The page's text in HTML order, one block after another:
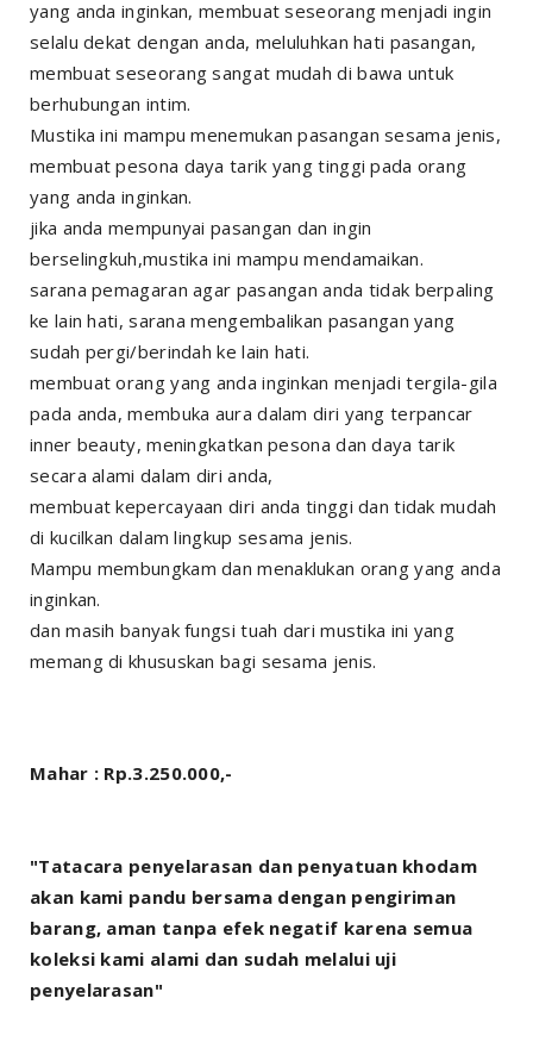
yang anda inginkan, membuat seseorang menjadi ingin
selalu dekat dengan anda, meluluhkan hati pasangan,
membuat seseorang sangat mudah di bawa untuk
berhubungan intim.
Mustika ini mampu menemukan pasangan sesama jenis,
membuat pesona daya tarik yang tinggi pada orang
yang anda inginkan.
jika anda mempunyai pasangan dan ingin
berselingkuh,mustika ini mampu mendamaikan.
sarana pemagaran agar pasangan anda tidak berpaling
ke lain hati, sarana mengembalikan pasangan yang
sudah pergi/berindah ke lain hati.
membuat orang yang anda inginkan menjadi tergila-gila
pada anda, membuka aura dalam diri yang terpancar
inner beauty, meningkatkan pesona dan daya tarik
secara alami dalam diri anda,
membuat kepercayaan diri anda tinggi dan tidak mudah
di kucilkan dalam lingkup sesama jenis.
Mampu membungkam dan menaklukan orang yang anda
inginkan.
dan masih banyak fungsi tuah dari mustika ini yang
memang di khususkan bagi sesama jenis.
Mahar : Rp.3.250.000,-
"Tatacara penyelarasan dan penyatuan khodam
akan kami pandu bersama dengan pengiriman
barang, aman tanpa efek negatif karena semua
koleksi kami alami dan sudah melalui uji
penyelarasan"